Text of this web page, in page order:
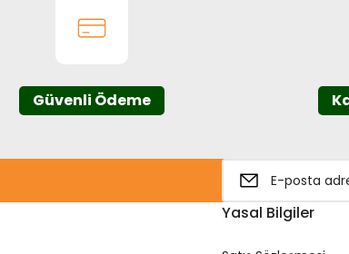
Güvenli Ödeme
Yasal Bilgiler